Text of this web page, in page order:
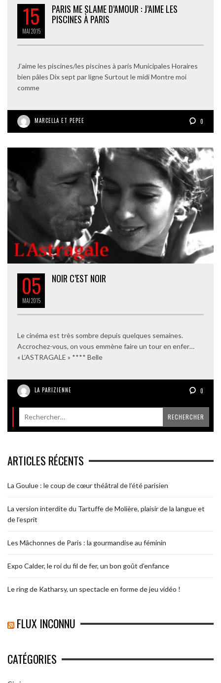
15
MAI2015
PARIS ME SLAME D’AMOUR : J’AIME LES
PISCINES À PARIS
J’aime les piscines/les piscines à paris Municipales Horaires
bien pâles Dix sept par ligne Surtout le midi Montre moi
comme
MARCELLA ET PEPEE 0
05
MAI2015
NOIR C’EST NOIR
Le cinéma est très sombre depuis quelques semaines.
Accrochez-vous, on vous emmène faire un tour en enfer…
« L’ASTRAGALE » **** Belle
LA PARIZIENNE 0
ARTICLES RÉCENTS
La Goulue : le coup de cœur théâtral de l’été parisien
La version interdite du Tartuffe de Molière, plaisir de la langue et
de l’esprit
Les Mâchonnes de Paris : la gourmandise au féminin
Expo Calder, le roi du fil de fer, un bon goût d’enfance
Le ring de Katharsy, un spectacle en forme de jeu vidéo !
FLUX INCONNU
CATÉGORIES